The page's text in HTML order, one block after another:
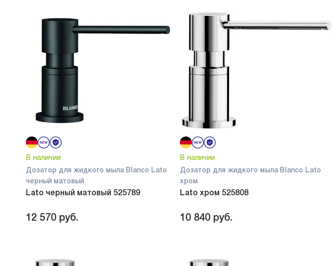
В наличии
Дозатор для жидкого мыла Blanco Lato
черный матовый
Lato черный матовый 525789
12 570 руб.
В наличии
Дозатор для жидкого мыла Blanco Lato
хром
Lato хром 525808
10 840 руб.